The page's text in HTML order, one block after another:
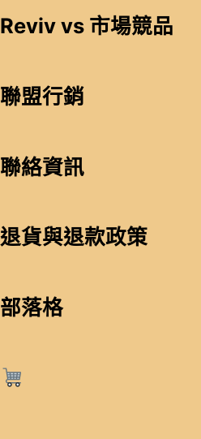
Reviv vs 市場競品
聯盟行銷
聯絡資訊
退貨與退款政策
部落格